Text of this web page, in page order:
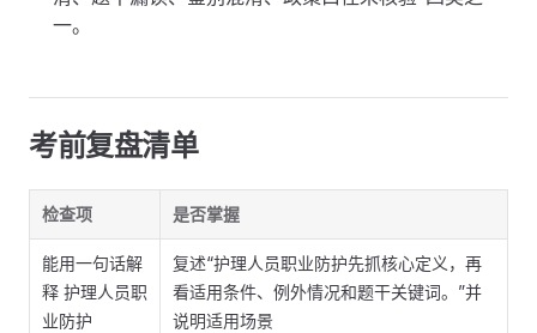
一。
考前复盘清单
检查项 是否掌握
能用一句话解
释 护理人员职
业防护
复述“护理人员职业防护先抓核心定义，再
看适用条件、例外情况和题干关键词。”并
说明适用场景